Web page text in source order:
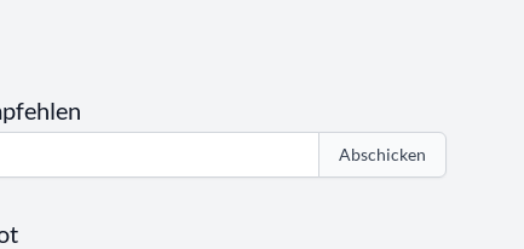
Abschicken